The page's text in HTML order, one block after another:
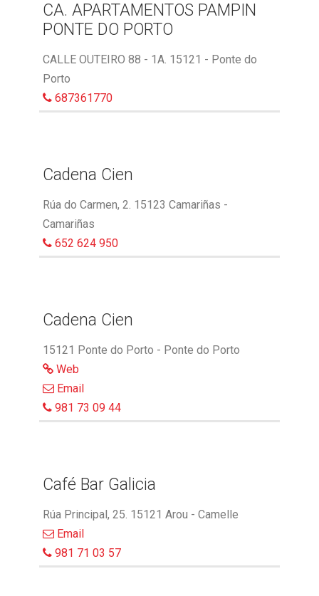
CA. APARTAMENTOS PAMPIN
PONTE DO PORTO
CALLE OUTEIRO 88 - 1A. 15121 - Ponte do
Porto
687361770
Cadena Cien
Rúa do Carmen, 2. 15123 Camariñas -
Camariñas
652 624 950
Cadena Cien
15121 Ponte do Porto - Ponte do Porto
Web
Email
981 73 09 44
Café Bar Galicia
Rúa Principal, 25. 15121 Arou - Camelle
Email
981 71 03 57